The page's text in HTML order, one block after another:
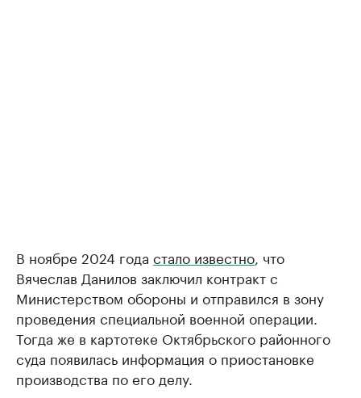
В ноябре 2024 года стало известно, что
Вячеслав Данилов заключил контракт с
Министерством обороны и отправился в зону
проведения специальной военной операции.
Тогда же в картотеке Октябрьского районного
суда появилась информация о приостановке
производства по его делу.